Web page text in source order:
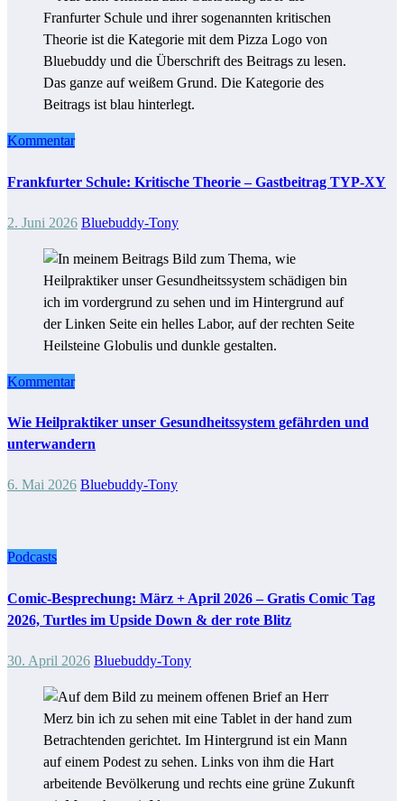
Kommentar
Frankfurter Schule: Kritische Theorie – Gastbeitrag TYP-XY
2. Juni 2026 Bluebuddy-Tony
Kommentar
Wie Heilpraktiker unser Gesundheitssystem gefährden und
unterwandern
6. Mai 2026 Bluebuddy-Tony
Podcasts
Comic-Besprechung: März + April 2026 – Gratis Comic Tag
2026, Turtles im Upside Down & der rote Blitz
30. April 2026 Bluebuddy-Tony